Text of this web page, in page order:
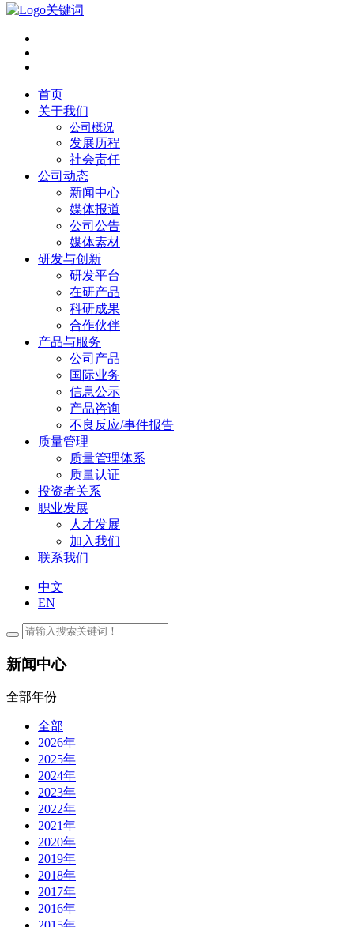
首页
关于我们
公司概况
发展历程
社会责任
公司动态
新闻中心
媒体报道
公司公告
媒体素材
研发与创新
研发平台
在研产品
科研成果
合作伙伴
产品与服务
公司产品
国际业务
信息公示
产品咨询
不良反应/事件报告
质量管理
质量管理体系
质量认证
投资者关系
职业发展
人才发展
加入我们
联系我们
中文
EN
新闻中心
全部年份
全部
2026年
2025年
2024年
2023年
2022年
2021年
2020年
2019年
2018年
2017年
2016年